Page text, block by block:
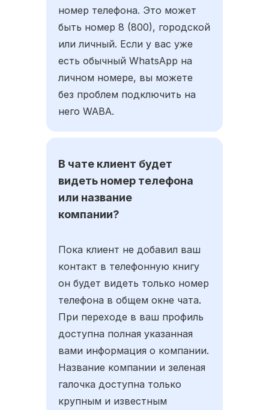
номер телефона. Это может
быть номер 8 (800), городской
или личный. Если у вас уже
есть обычный WhatsApp на
личном номере, вы можете
без проблем подключить на
него WABA.
В чате клиент будет
видеть номер телефона
или название
компании?
Пока клиент не добавил ваш
контакт в телефонную книгу
он будет видеть только номер
телефона в общем окне чата.
При переходе в ваш профиль
доступна полная указанная
вами информация о компании.
Название компании и зеленая
галочка доступна только
крупным и известным